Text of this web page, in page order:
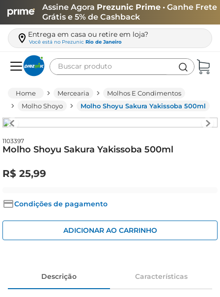
Assine Agora Prezunic Prime • Ganhe Frete
Grátis e 5% de Cashback
Entrega em casa ou retire em loja?
Você está no Prezunic Rio de Janeiro
Buscar produto
Mercearia
Molhos E Condimentos
Molho Shoyo
Molho Shoyu Sakura Yakissoba 500ml
1103397
Molho Shoyu Sakura Yakissoba 500ml
R$ 25,99
Condições de pagamento
ADICIONAR AO CARRINHO
Descrição Características
leite
queijo
biscoito
arroz
iogurte